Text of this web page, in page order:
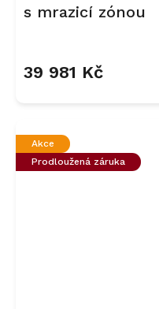
s mrazicí zónou
39 981 Kč
Akce
Prodloužená záruka